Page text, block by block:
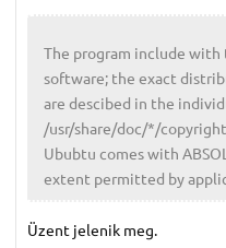
The program include
software; the exact
are descibed in the
/usr/share/doc/*/
Ububtu comes with
extent permitted by
Üzent jelenik meg.